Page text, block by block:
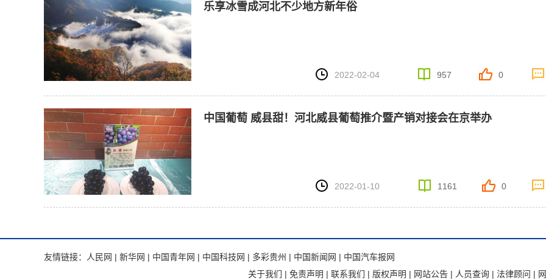
乐享冰雪成河北不少地方新年俗
2022-02-04 957 0
中国葡萄 威县甜！河北威县葡萄推介暨产销对接会在京举办
2022-01-10 1161 0
友情链接： 人民网 | 新华网 | 中国青年网 | 中国科技网 | 多彩贵州 | 中国新闻网 | 中国汽车报网
关于我们 | 免责声明 | 联系我们 | 版权声明 | 网站公告 | 人员查询 | 法律顾问 |